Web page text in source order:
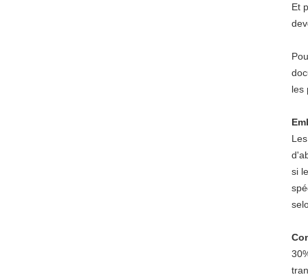
Et
les
si